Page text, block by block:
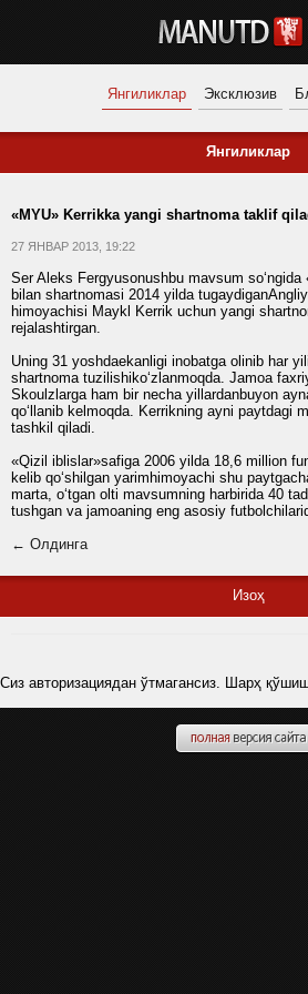
Янгиликлар Эксклюзив
Янгиликлар
«MYU» Kerrikka yangi shartnoma taklif
27 ЯНВАР 2013, 19:22
Ser Aleks Fergyusonushbu mavsum
bilan shartnomasi 2014 yilda
himoyachisi Maykl Kerrik uchun yangi
rejalashtirgan.
Uning 31 yoshdaekanligi inobatga olinib har
shartnoma tuzilishiko‘zlanmoqda. Jamoa
Skoulzlarga ham bir necha yillardanbuyon
qo‘llanib kelmoqda. Kerrikning ayni paytdagi
tashkil qiladi.
«Qizil iblislar»safiga 2006 yilda 18,6 million
kelib qo‘shilgan yarimhimoyachi shu
marta, o‘tgan olti mavsumning harbirida 40
tushgan va jamoaning eng asosiy
← Олдинга
Изоҳ
Сиз авторизациядан ўтмагансиз. Шарҳ қўшиш